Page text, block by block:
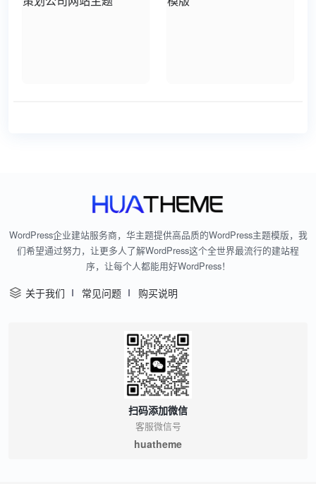
WordPress企业建站服务商，华主题提供高品质的WordPress主题模版，我
们希望通过努力，让更多人了解WordPress这个全世界最流行的建站程
序，让每个人都能用好WordPress！
关于我们 常见问题 购买说明
扫码添加微信
客服微信号
huatheme